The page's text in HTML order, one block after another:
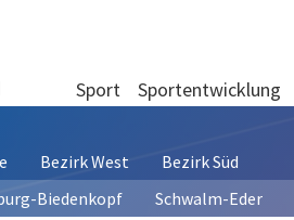
Sport Sportentwicklung
Bezirk West
Bezirk Süd
Biedenkopf Schwalm-Eder